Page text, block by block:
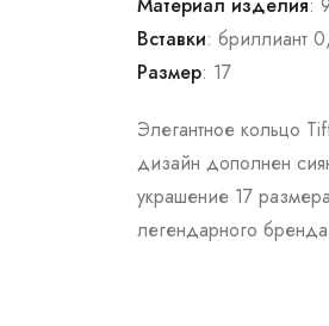
Вставки: бриллиант
Размер: 17
Элегантное кольцо
дизайн дополнен
украшение 17
легендарного